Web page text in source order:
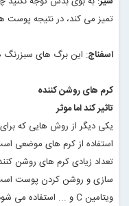
تمیز می کند، در نتیجه
اسفناج: این برگ های سبزرنگ
کرم های روشن کننده
تاثیر کند اما موثر
یکی دیگر از روش هایی که
استفاده از کرم های موضعی
تعداد زیادی کرم های روشن
سازی و روشن کردن پوست است.
ویتامینCو ... استفاده می